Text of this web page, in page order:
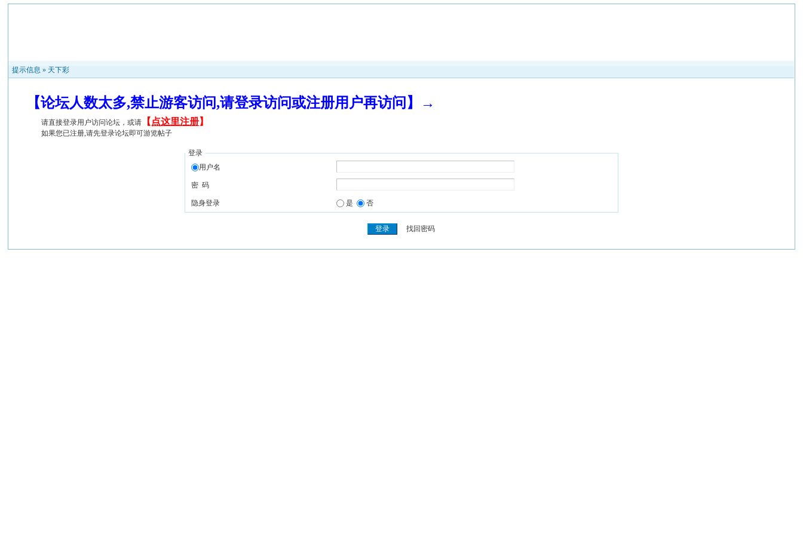
提示信息 » 天下彩
【论坛人数太多,禁止游客访问,请登录访问或注册用户再访问】→
请直接登录用户访问论坛，或请 【 点这里注册】
如果您已注册,请先登录论坛即可游览帖子
登录
用户名
密 码
隐身登录 是 否
找回密码